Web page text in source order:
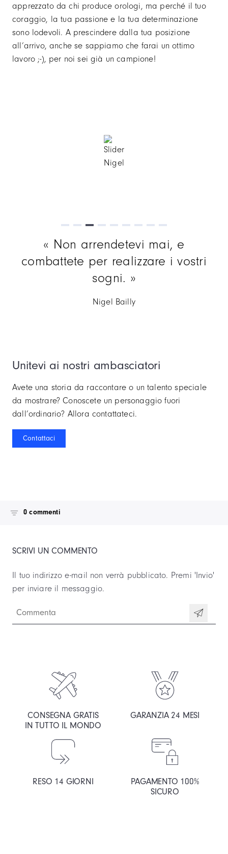
apprezzato da chi produce orologi, ma perché il tuo
coraggio, la tua passione e la tua determinazione
sono lodevoli. A prescindere dalla tua posizione
all’arrivo, anche se sappiamo che farai un ottimo
lavoro ;-), per noi sei già un campione!
Non arrendetevi mai, e
combattete per realizzare i vostri
sogni.
Nigel Bailly
Unitevi ai nostri ambasciatori
Avete una storia da raccontare o un talento speciale
da mostrare? Conoscete un personaggio fuori
dall’ordinario? Allora contattateci.
Contattaci
0 commenti
SCRIVI UN COMMENTO
Il tuo indirizzo e-mail non verrà pubblicato.
CONSEGNA GRATIS
IN TUTTO IL MONDO
GARANZIA 24 MESI
RESO 14 GIORNI
PAGAMENTO 100%
SICURO